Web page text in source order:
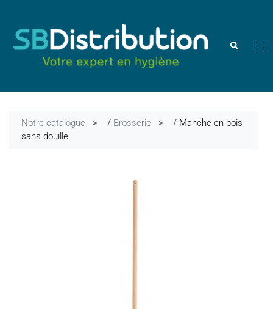
contenu
Rechercher
Notre catalogue / Brosserie
/ Manche en bois
sans douille